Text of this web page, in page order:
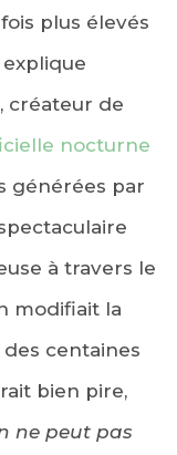
plus élevés
créateur de
nocturne
générées par
à travers le
modifiait la
centaines
bien pire,
ne peut pas